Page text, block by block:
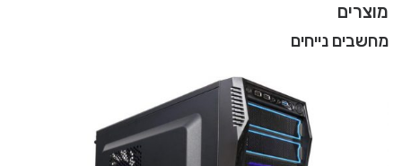
מוצרים
מחשבים נייחים